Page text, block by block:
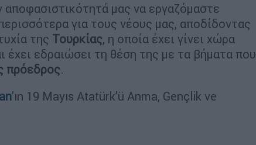
μας να εργαζόμαστε
για τους νέους μας, αποδίδοντας
της Τουρκίας, η οποία έχει γίνει χώρα
έχει εδραιώσει τη θέση της με τα βήματα που
πρόεδρος.
’ın 19 Mayıs Atatürk’ü Anma, Gençlik ve